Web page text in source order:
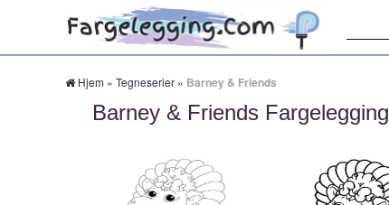
Hjem » Tegneserier » Barney & Friends
Barney & Friends Fargelegging